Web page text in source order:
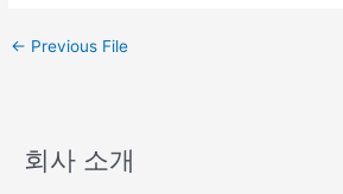
← Previous File
회사 소개